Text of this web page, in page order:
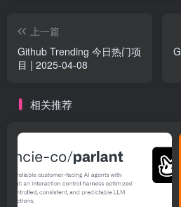
上一篇
Github Trending 今日热门项
目 | 2025-04-08
相关推荐